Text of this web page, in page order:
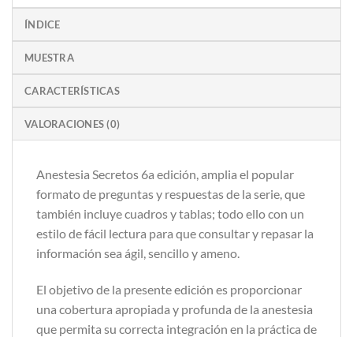
ÍNDICE
MUESTRA
CARACTERÍSTICAS
VALORACIONES (0)
Anestesia Secretos 6a edición, amplia el popular
formato de preguntas y respuestas de la serie, que
también incluye cuadros y tablas; todo ello con un
estilo de fácil lectura para que consultar y repasar la
información sea ágil, sencillo y ameno.
El objetivo de la presente edición es proporcionar
una cobertura apropiada y profunda de la anestesia
que permita su correcta integración en la práctica de